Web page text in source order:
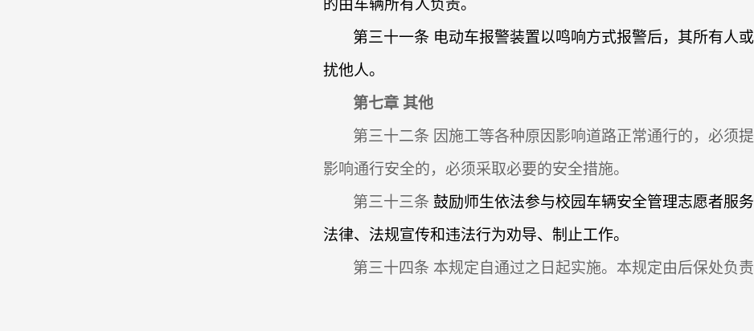
的由车辆所有人负责。
第三十一条 电动车报警装置以鸣响方式报警后，其所有人
扰他人。
第七章 其他
第三十二条 因施工等各种原因影响道路正常通行的，必须
影响通行安全的，必须采取必要的安全措施。
第三十三条 鼓励师生依法参与校园车辆安全管理志愿者服
法律、法规宣传和违法行为劝导、制止工作。
第三十四条 本规定自通过之日起实施。本规定由后保处负责